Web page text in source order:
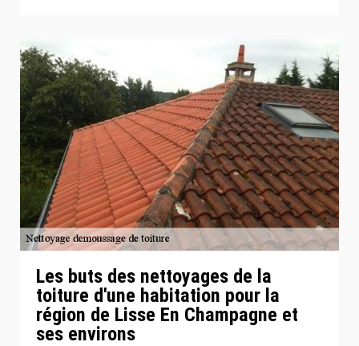
Les buts des nettoyages de la
toiture d'une habitation pour la
région de Lisse En Champagne et
ses environs